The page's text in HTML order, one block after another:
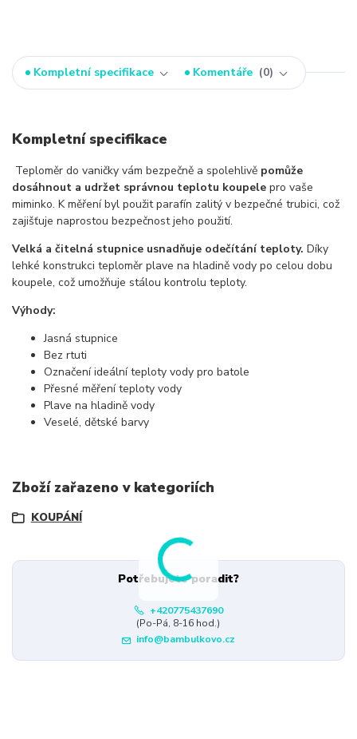
Kompletní specifikace Komentáře 0
Kompletní specifikace
Teploměr do vaničky vám bezpečně a spolehlivě pomůže
dosáhnout a udržet správnou teplotu koupele pro vaše
miminko. K měření byl použit parafín zalitý v bezpečné trubici, což
zajišťuje naprostou bezpečnost jeho použití.
Velká a čitelná stupnice usnadňuje odečítání teploty. Díky
lehké konstrukci teploměr plave na hladině vody po celou dobu
koupele, což umožňuje stálou kontrolu teploty.
Výhody:
Jasná stupnice
Bez rtuti
Označení ideální teploty vody pro batole
Přesné měření teploty vody
Plave na hladině vody
Veselé, dětské barvy
Zboží zařazeno v kategoriích
KOUPÁNÍ
Potřebujete poradit?
+420775437690
(Po-Pá, 8-16 hod.)
info@bambulkovo.cz